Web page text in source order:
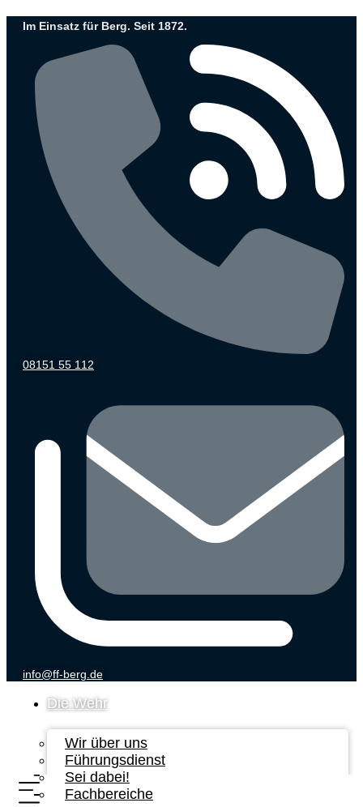
InhaltIm Einsatz für Berg. Seit 1872.
08151 55 112
info@ff-berg.de
Die Wehr
Wir über uns
Führungsdienst
Sei dabei!
Fachbereiche